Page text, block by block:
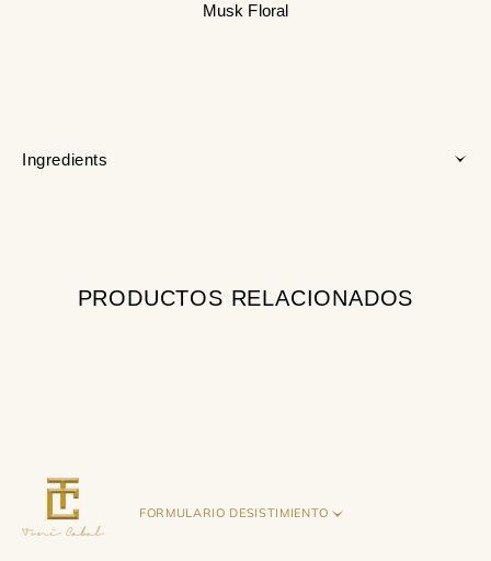
Musk Floral
Ingredients
PRODUCTOS RELACIONADOS
FORMULARIO DESISTIMIENTO